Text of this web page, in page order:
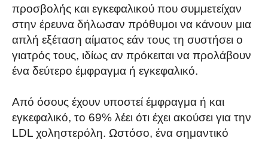
προσβολής και εγκεφαλικού που συμμετείχαν
στην έρευνα δήλωσαν πρόθυμοι να κάνουν μια
απλή εξέταση αίματος εάν τους τη συστήσει ο
γιατρός τους, ιδίως αν πρόκειται να προλάβουν
ένα δεύτερο έμφραγμα ή εγκεφαλικό.
Από όσους έχουν υποστεί έμφραγμα ή και
εγκεφαλικό, το 69% λέει ότι έχει ακούσει για την
LDL χοληστερόλη. Ωστόσο, ένα σημαντικό